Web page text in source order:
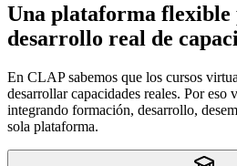
Una plataforma flexible
desarrollo real de
En CLAP sabemos que los cursos
desarrollar capacidades reales. Por eso
integrando formación, desarrollo,
sola plataforma.